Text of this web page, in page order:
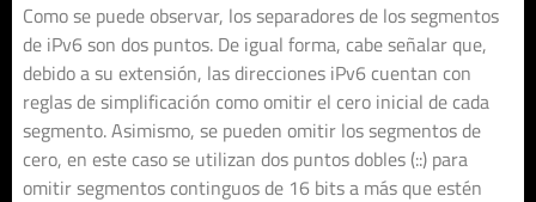
Como se puede observar, los separadores de los segmentos
de iPv6 son dos puntos. De igual forma, cabe señalar que,
debido a su extensión, las direcciones iPv6 cuentan con
reglas de simplificación como omitir el cero inicial de cada
segmento. Asimismo, se pueden omitir los segmentos de
cero, en este caso se utilizan dos puntos dobles (::) para
omitir segmentos continguos de 16 bits a más que estén